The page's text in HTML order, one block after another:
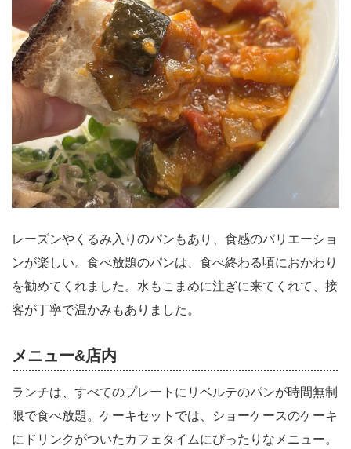
レーズンやくるみ入りのパンもあり、食感のバリエーショ
ンが楽しい。食べ放題のパンは、食べ終わる頃におかわり
を勧めてくれました。水もこまめに注ぎに来てくれて、接
客が丁寧で温かみもありました。
メニュー&店内
ランチは、すべてのプレートにリベルテのパンが時間無制
限で食べ放題。ケーキセットでは、ショーケースのケーキ
にドリンクがついたカフェタイムにぴったりなメニュー。